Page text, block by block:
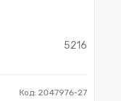
5216
Код: 2047976-27